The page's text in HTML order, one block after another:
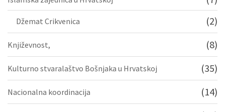
Džemat Crikvenica (2)
Književnost, (8)
Kulturno stvaralaštvo Bošnjaka u Hrvatskoj (35)
Nacionalna koordinacija (14)